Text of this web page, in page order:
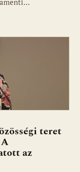
teret
az